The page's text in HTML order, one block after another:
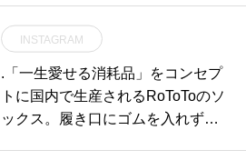
ーズ#hausmatsue #島根 #松江
en #linen#shirt#hausmatsue #島根
#松江
INSTAGRAM
.「一生愛せる消耗品」をコンセプ
トに国内で生産されるRoToToのソ
ックス。履き口にゴムを入れず、